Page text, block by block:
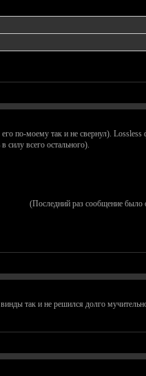
моему так и не свернул). Lossless
силу всего остального).
(Последний раз сообщение было
так и не решился долго мучительно